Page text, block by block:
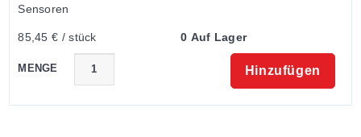
Sensoren
85,45 € / stück 0 Auf Lager
MENGE Hinzufügen